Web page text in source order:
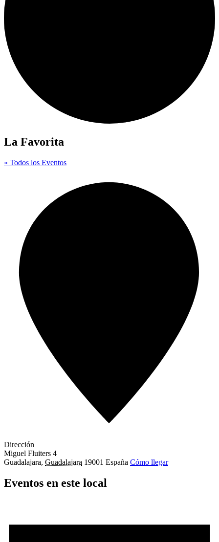
La Favorita
« Todos los Eventos
Dirección
Miguel Fluiters 4
Guadalajara, Guadalajara 19001 España Cómo llegar
Eventos en este local